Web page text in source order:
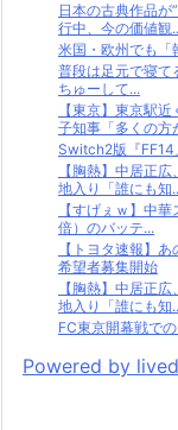
日本の古典作品が
行中、今の価値観
米国・欧州でも「
普段は足元で寝て
ちゅーして...
【東京】東京駅
子知事「多くの方
Switch2版『FF14
【胸熱】中居正
地入り「誰にも知
【すげぇｗ】中
倍）のバッテ...
【トヨタ速報】
希望者募集開始
【胸熱】中居正
地入り「誰にも知
FC東京開幕戦で
Powered by